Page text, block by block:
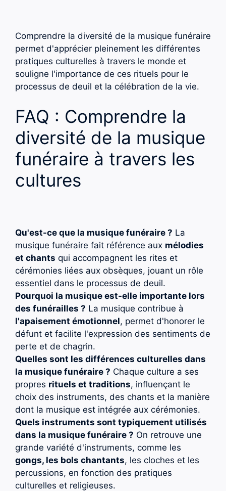
Comprendre la diversité de la musique funéraire
permet d'apprécier pleinement les différentes
pratiques culturelles à travers le monde et
souligne l'importance de ces rituels pour le
processus de deuil et la célébration de la vie.
FAQ : Comprendre la
diversité de la musique
funéraire à travers les
cultures
Qu'est-ce que la musique funéraire ? La
musique funéraire fait référence aux mélodies
et chants qui accompagnent les rites et
cérémonies liées aux obsèques, jouant un rôle
essentiel dans le processus de deuil.
Pourquoi la musique est-elle importante lors
des funérailles ? La musique contribue à
l'apaisement émotionnel, permet d'honorer le
défunt et facilite l'expression des sentiments de
perte et de chagrin.
Quelles sont les différences culturelles dans
la musique funéraire ? Chaque culture a ses
propres rituels et traditions, influençant le
choix des instruments, des chants et la manière
dont la musique est intégrée aux cérémonies.
Quels instruments sont typiquement utilisés
dans la musique funéraire ? On retrouve une
grande variété d'instruments, comme les
gongs, les bols chantants, les cloches et les
percussions, en fonction des pratiques
culturelles et religieuses.